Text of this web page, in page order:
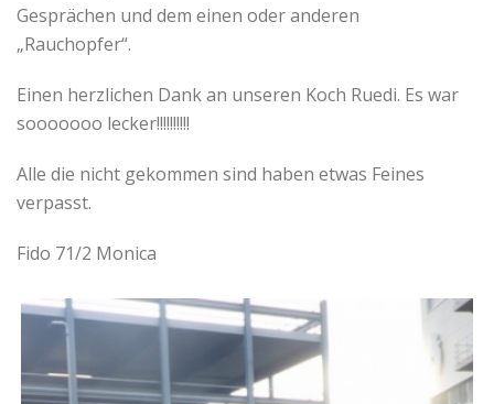
Gesprächen und dem einen oder anderen
„Rauchopfer“.
Einen herzlichen Dank an unseren Koch Ruedi. Es war
sooooooo lecker!!!!!!!!!!
Alle die nicht gekommen sind haben etwas Feines
verpasst.
Fido 71/2 Monica